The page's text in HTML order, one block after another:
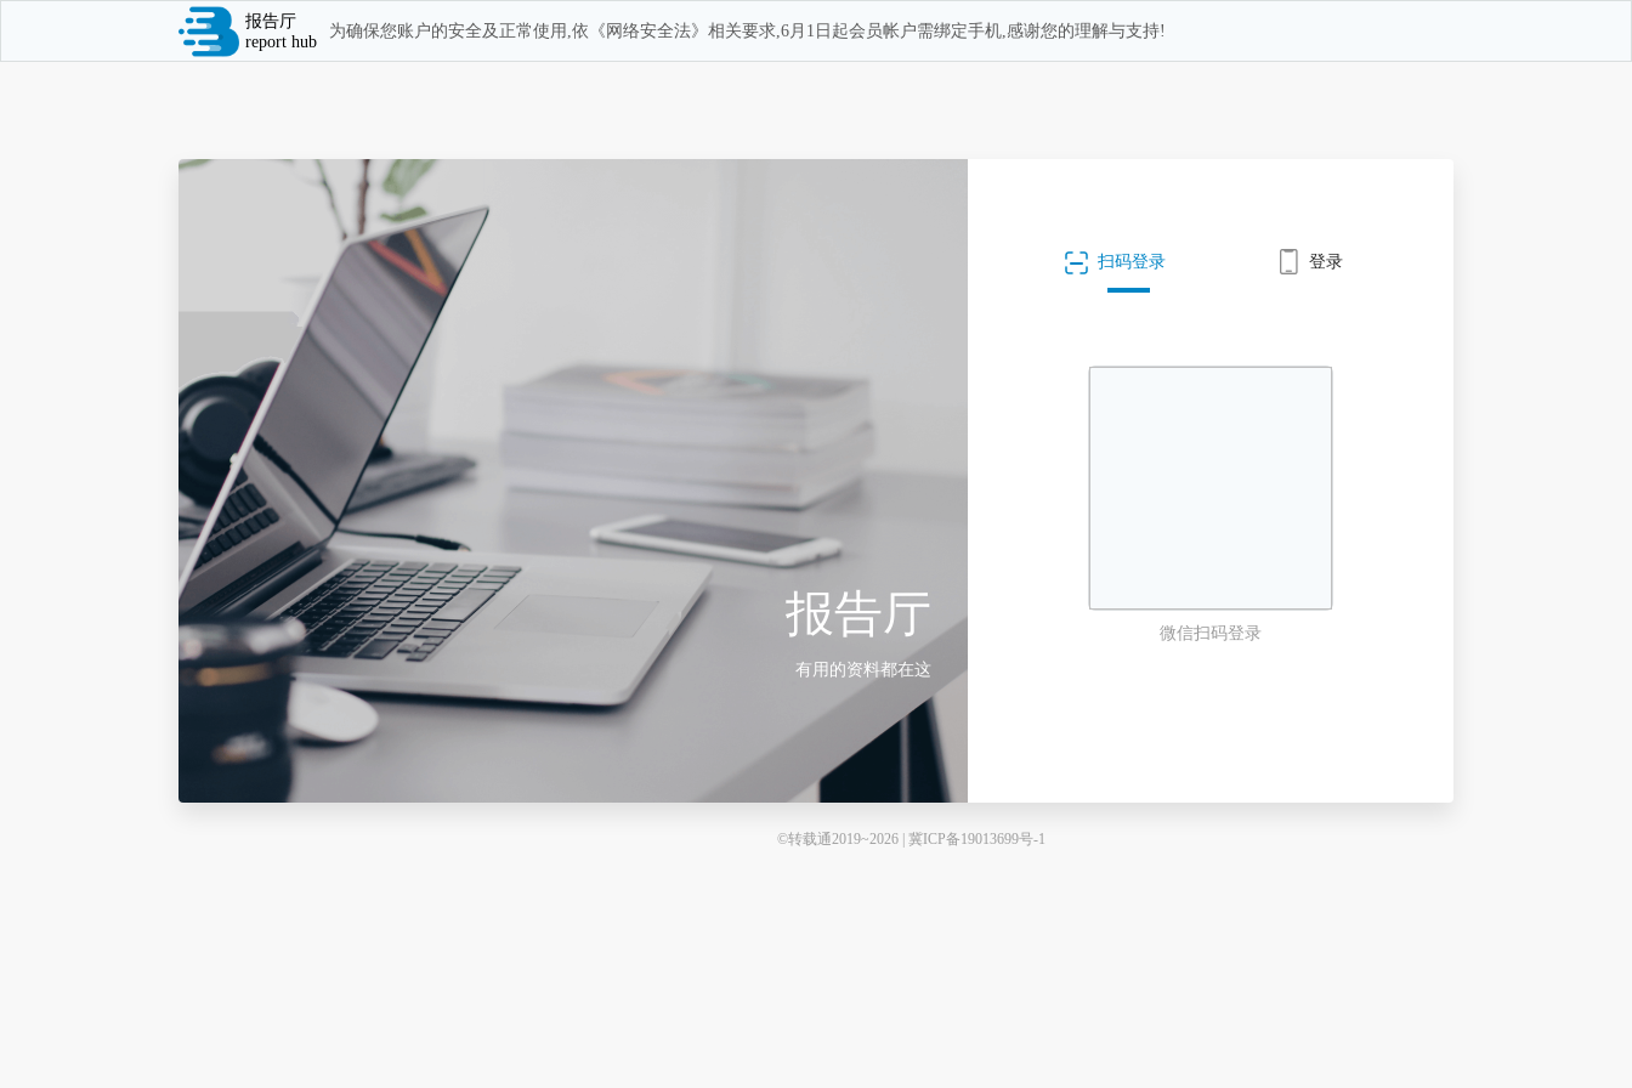
报告厅
report hub
为确保您账户的安全及正常使用,依《网络安全法》相关要求,6月1日起会员帐户需绑定手机,感谢您的理解与支持!
报告厅
有用的资料都在这
扫码登录 登录
微信扫码登录
©转载通2019~2026 | 冀ICP备19013699号-1